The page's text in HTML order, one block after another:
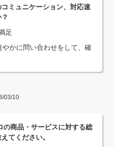
ミュニケーション、対応速
足
かに問い合わせをして、確
03/10
の商品・サービスに対する総
てください。